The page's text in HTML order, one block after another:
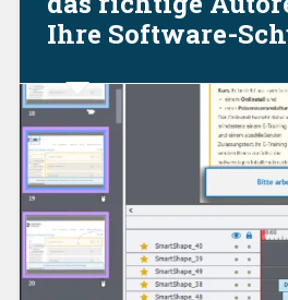
Ihre Software-